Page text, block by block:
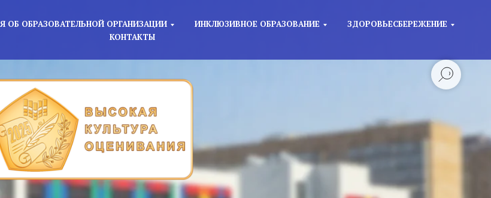
ОБ ОБРАЗОВАТЕЛЬНОЙ ОРГАНИЗАЦИИ ИНКЛЮЗИВНОЕ ОБРАЗОВАНИЕ
ЗДОРОВЬЕСБЕРЕЖЕНИЕ
КОНТАКТЫ